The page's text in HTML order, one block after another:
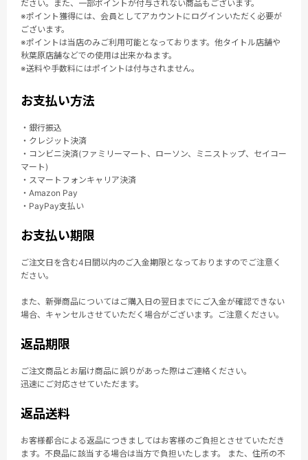
ださい。また、一部ポイントが付与されない商品もございます。
※ポイント獲得には、会員としてアカウントにログインいただく必要が
ございます。
※ポイントは当店のみご利用可能となっております。他タイトル店舗や
秋葉原店舗などでの使用は出来かねます。
※送料や手数料にはポイントは付与されません。
お支払い方法
・銀行振込
・クレジット決済
・コンビニ決済(ファミリーマート、ローソン、ミニストップ、セイコー
マート)
・スマートフォンキャリア決済
・Amazon Pay
・PayPay支払い
お支払い期限
ご注文日を含む4日間以内のご入金期限となっておりますのでご注意く
ださい。
また、新弾商品についてはご購入日の翌日までにご入金が確認できない
場合、キャンセルさせていただく場合がございます。ご注意ください。
返品期限
ご注文商品とお届け商品に誤りがあった際はご連絡ください。
迅速にご対応させていただます。
返品送料
お客様都合による返品につきましてはお客様のご負担とさせていただき
ます。不良品に該当する場合は当方で負担いたします。 また、住所の不